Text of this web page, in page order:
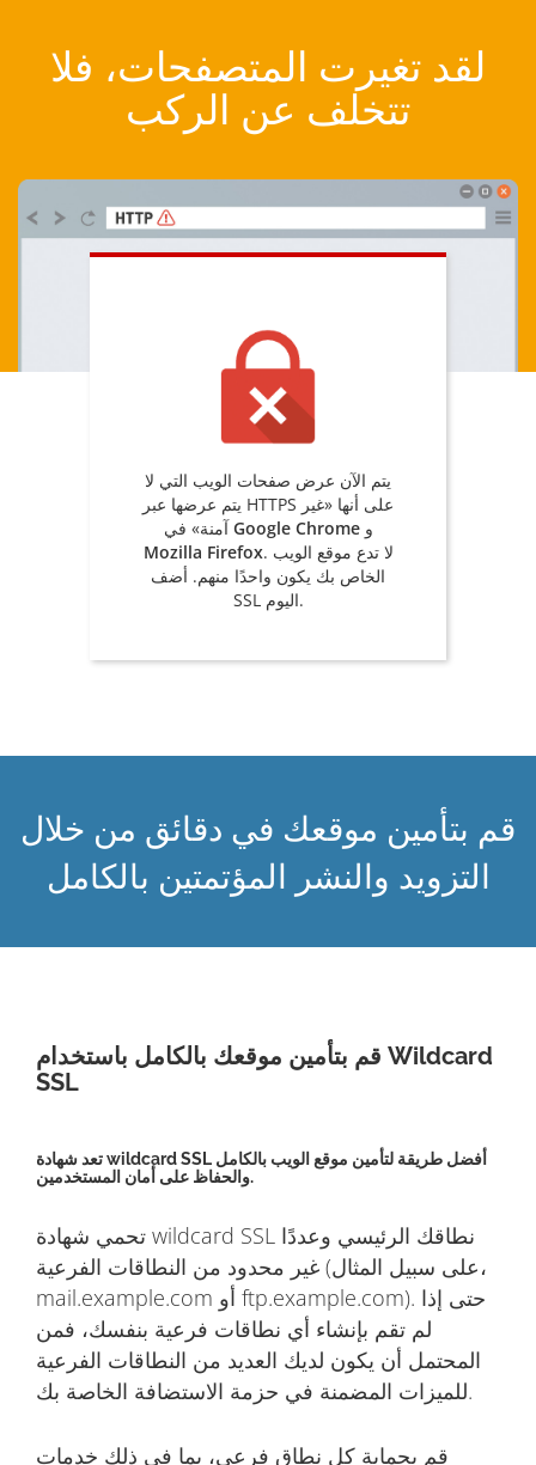
لقد تغيرت المتصفحات، فلا
تتخلف عن الركب
يتم الآن عرض صفحات الويب التي لا
يتم عرضها عبر HTTPS على أنها «غير
آمنة» فيGoogle Chrome و
Mozilla Firefox. لا تدع موقع الويب
الخاص بك يكون واحدًا منهم. أضف
SSL اليوم.
قم بتأمين موقعك في دقائق من خلال
التزويد والنشر المؤتمتين بالكامل
قم بتأمين موقعك بالكامل باستخدام Wildcard
SSL
تعد شهادة wildcard SSL أفضل طريقة لتأمين موقع الويب بالكامل
والحفاظ على أمان المستخدمين.
تحمي شهادة wildcard SSL نطاقك الرئيسي وعددًا
غير محدود من النطاقات الفرعية (على سبيل المثال،
mail.example.com أو ftp.example.com). حتى إذا
لم تقم بإنشاء أي نطاقات فرعية بنفسك، فمن
المحتمل أن يكون لديك العديد من النطاقات الفرعية
للميزات المضمنة في حزمة الاستضافة الخاصة بك.
قم بحماية كل نطاق فرعي، بما في ذلك خدمات